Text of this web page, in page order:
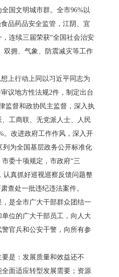
国文明城市群。全市96%以
品药品安全监管，江阴、宜
连续三届荣获“全国社会治安
双拥、气象、防震减灾等工作
上行动上同以习近平同志为
议地方性法规2件，制定出台
监督和政协民主监督，深入执
工商联、无党派人士、人民
。改进政府工作作风，深入开
列为全国基层政务公开标准化
委十项规定，市政府“三
认真抓好巡视巡察反馈问题整
查处一批违纪违法案件。
是全市广大干部群众团结一
位的广大干部员工，向人大
官兵和公安干警，向所有参
是：发展质量和效益还不
面适应转型发展需要；资源